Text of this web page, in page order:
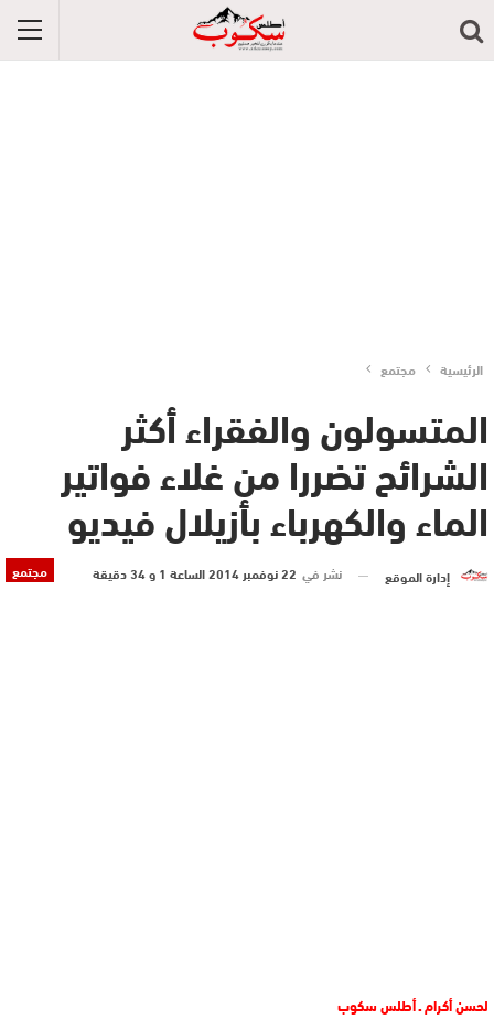
الرئيسية مجتمع
المتسولون والفقراء أكثر
الشرائح تضررا من غلاء فواتير
الماء والكهرباء بأزيلال فيديو
مجتمع إدارة الموقع نشر في 22 نوفمبر 2014 الساعة 1 و 34 دقيقة
لحسن أكرام ـ أطلس سكوب